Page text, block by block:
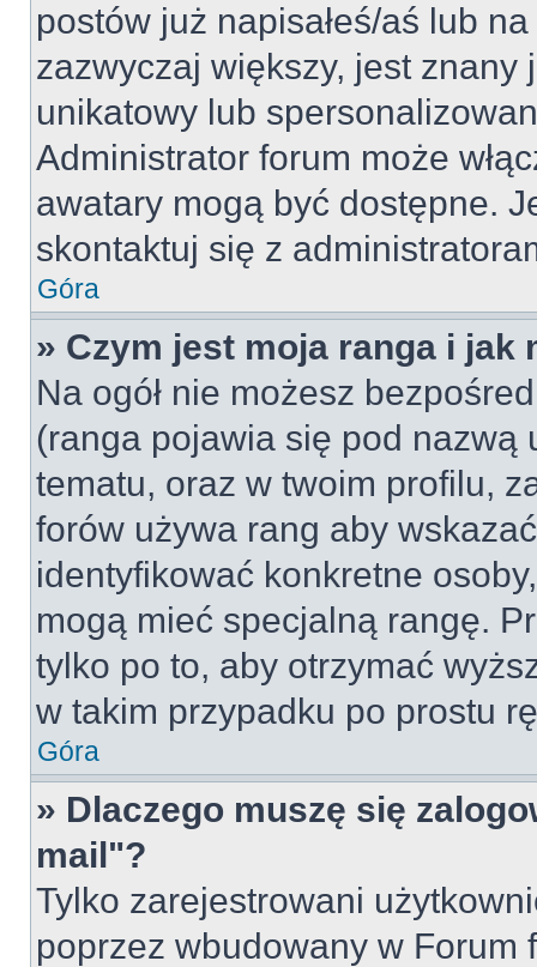
postów już napisałeś/aś lub
zazwyczaj większy, jest
unikatowy lub
Administrator forum może
awatary mogą być dostępne.
skontaktuj się z
Góra
» Czym jest moja ranga i jak
Na ogół nie możesz
(ranga pojawia się pod
tematu, oraz w twoim profilu,
forów używa rang aby
identyfikować konkretne
mogą mieć specjalną rangę.
tylko po to, aby otrzymać
w takim przypadku po prostu
Góra
» Dlaczego muszę się
mail"?
Tylko zarejestrowani
poprzez wbudowany w Forum